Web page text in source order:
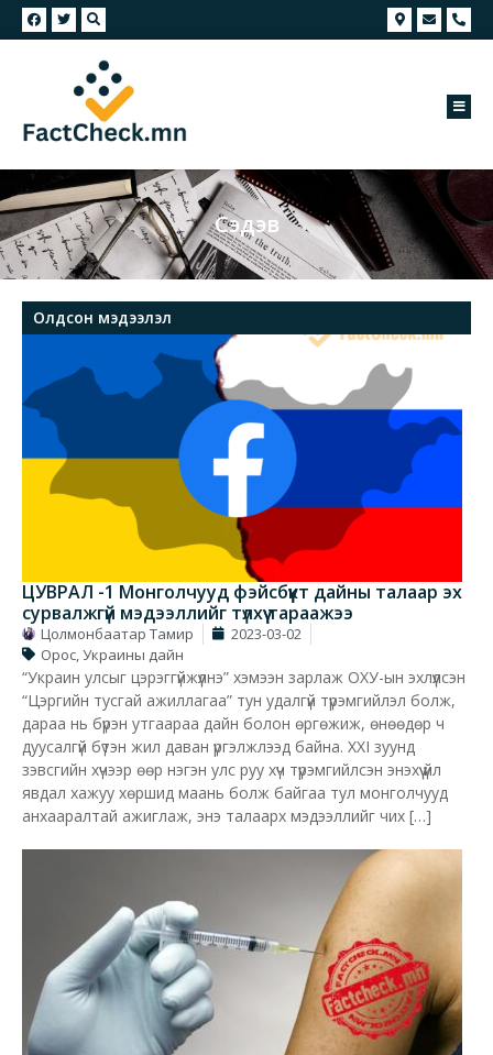
Сэдэв
Олдсон мэдээлэл
ЦУВРАЛ -1 Монголчууд фэйсбүүкт дайны талаар эх
сурвалжгүй мэдээллийг түлхүү тараажээ
Цолмонбаатар Тамир
2023-03-02
Орос, Украины дайн
“Украин улсыг цэрэггүйжүүлнэ” хэмээн зарлаж ОХУ-ын эхлүүлсэн
“Цэргийн тусгай ажиллагаа” тун удалгүй түрэмгийлэл болж,
дараа нь бүрэн утгаараа дайн болон өргөжиж, өнөөдөр ч
дуусалгүй бүтэн жил даван үргэлжлээд байна. XXI зуунд
зэвсгийн хүчээр өөр нэгэн улс руу хүч түрэмгийлсэн энэхүү үйл
явдал хажуу хөршид маань болж байгаа тул монголчууд
анхааралтай ажиглаж, энэ талаарх мэдээллийг чих […]